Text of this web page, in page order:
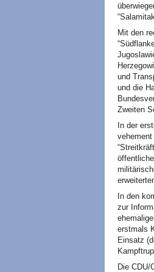
Mit den
und
und die
Zweiten
In der
In den
zur
erstmals
Einsatz
Die CDU/